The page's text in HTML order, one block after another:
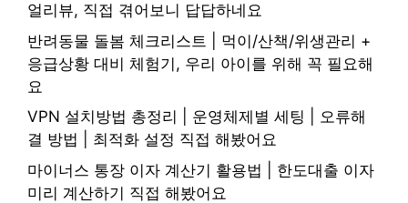
얼리뷰, 직접 겪어보니 답답하네요
반려동물 돌봄 체크리스트 | 먹이/산책/위생관리 +
응급상황 대비 체험기, 우리 아이를 위해 꼭 필요해
요
VPN 설치방법 총정리 | 운영체제별 세팅 | 오류해
결 방법 | 최적화 설정 직접 해봤어요
마이너스 통장 이자 계산기 활용법 | 한도대출 이자
미리 계산하기 직접 해봤어요